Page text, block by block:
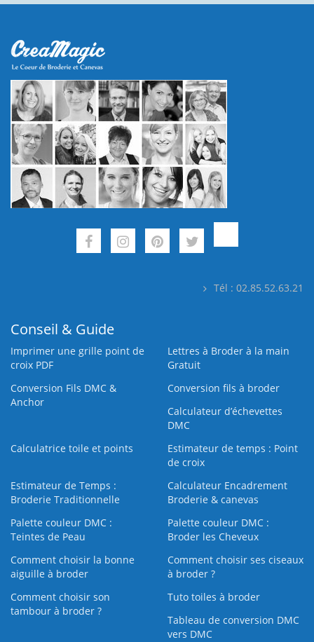
Tél : 02.85.52.63.21
Conseil & Guide
Imprimer une grille point de
croix PDF
Lettres à Broder à la main
Gratuit
Conversion Fils DMC &
Anchor
Conversion fils à broder
Calculateur d’échevettes
DMC
Calculatrice toile et points
Estimateur de temps : Point
de croix
Estimateur de Temps :
Broderie Traditionnelle
Calculateur Encadrement
Broderie & canevas
Palette couleur DMC :
Teintes de Peau
Palette couleur DMC :
Broder les Cheveux
Comment choisir la bonne
aiguille à broder
Comment choisir ses ciseaux
à broder ?
Comment choisir son
tambour à broder ?
Tuto toiles à broder
Tableau de conversion DMC
vers DMC